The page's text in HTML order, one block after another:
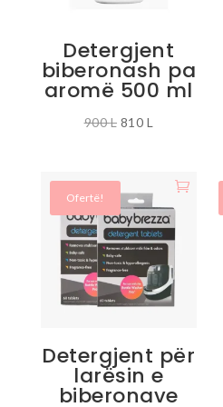
Detergjent
biberonash pa
aromë 500 ml
900L Çmimi
900 L.
810 L
është:
810 L.
Ofertë!
Detergjent për
larësin e
biberonave